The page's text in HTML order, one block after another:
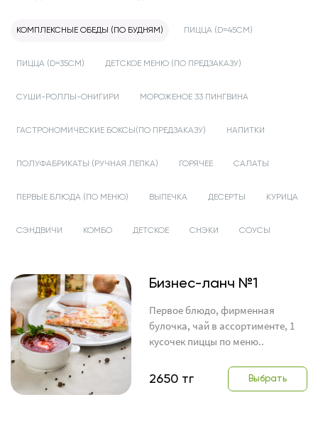
КОМПЛЕКСНЫЕ ОБЕДЫ (ПО БУДНЯМ) ПИЦЦА (D=45СМ)
ПИЦЦА (D=35СМ) ДЕТСКОЕ МЕНЮ (ПО ПРЕДЗАКАЗУ)
СУШИ-РОЛЛЫ-ОНИГИРИ МОРОЖЕНОЕ 33 ПИНГВИНА
ГАСТРОНОМИЧЕСКИЕ БОКСЫ(ПО ПРЕДЗАКАЗУ) НАПИТКИ
ПОЛУФАБРИКАТЫ (РУЧНАЯ ЛЕПКА) ГОРЯЧЕЕ САЛАТЫ
ПЕРВЫЕ БЛЮДА (ПО МЕНЮ) ВЫПЕЧКА ДЕСЕРТЫ КУРИЦА
СЭНДВИЧИ КОМБО ДЕТСКОЕ СНЭКИ СОУСЫ
Бизнес-ланч №1
Первое блюдо, фирменная
булочка, чай в ассортименте, 1
кусочек пиццы по меню..
2650 тг Выбрать